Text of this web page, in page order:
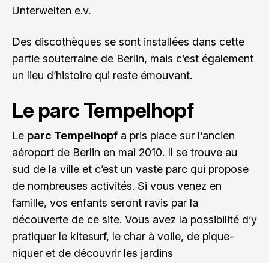
Unterwelten e.v.
Des discothèques se sont installées dans cette
partie souterraine de Berlin, mais c’est également
un lieu d’histoire qui reste émouvant.
Le parc Tempelhopf
Le parc Tempelhopf a pris place sur l‘ancien
aéroport de Berlin en mai 2010. Il se trouve au
sud de la ville et c’est un vaste parc qui propose
de nombreuses activités. Si vous venez en
famille, vos enfants seront ravis par la
découverte de ce site. Vous avez la possibilité d’y
pratiquer le kitesurf, le char à voile, de pique-
niquer et de découvrir les jardins